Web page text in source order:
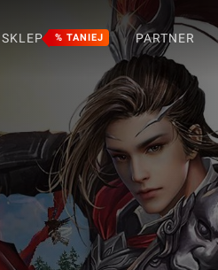
SKLEP % TANIEJ PARTNER